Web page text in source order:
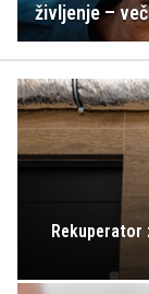
življenje –